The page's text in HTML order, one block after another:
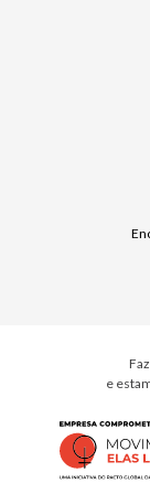
Cuidados
e